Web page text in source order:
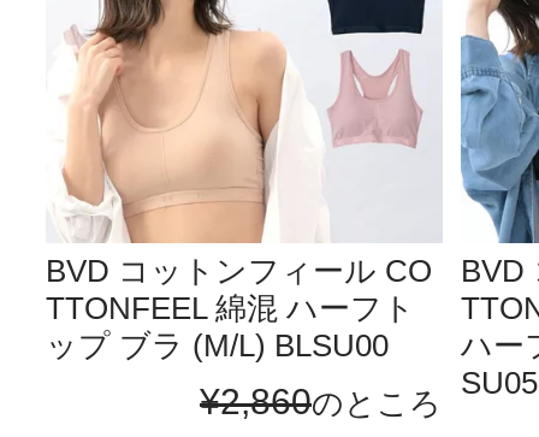
BVD コットンフィール CO
TTONFEEL 綿混 ハーフト
ップ ブラ (M/L) BLSU00
¥2,860のところ
BVD
ハー
SU05